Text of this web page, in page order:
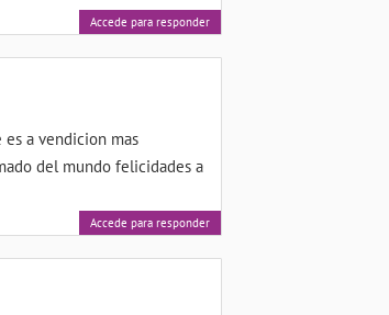
Accede para responder
a vendicion mas
del mundo felicidades a
Accede para responder